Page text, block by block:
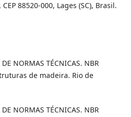
88520-000, Lages (SC), Brasil.
NORMAS TÉCNICAS. NBR
de madeira. Rio de
NORMAS TÉCNICAS. NBR